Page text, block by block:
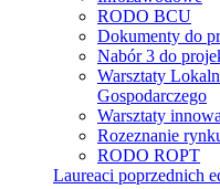
RODO BCU
Dokumenty do
Nabór 3 do
Warsztaty
Gospodarczego
Warsztaty
Rozeznanie
RODO ROPT
Laureaci poprzednich